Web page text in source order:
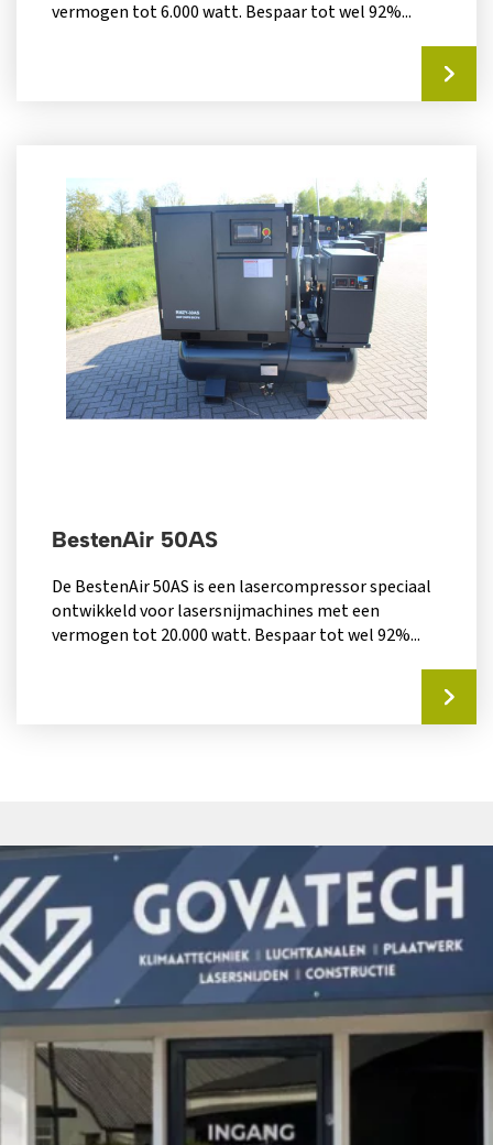
vermogen tot 6.000 watt. Bespaar tot wel 92%...
BestenAir 50AS
De BestenAir 50AS is een lasercompressor speciaal
ontwikkeld voor lasersnijmachines met een
vermogen tot 20.000 watt. Bespaar tot wel 92%...